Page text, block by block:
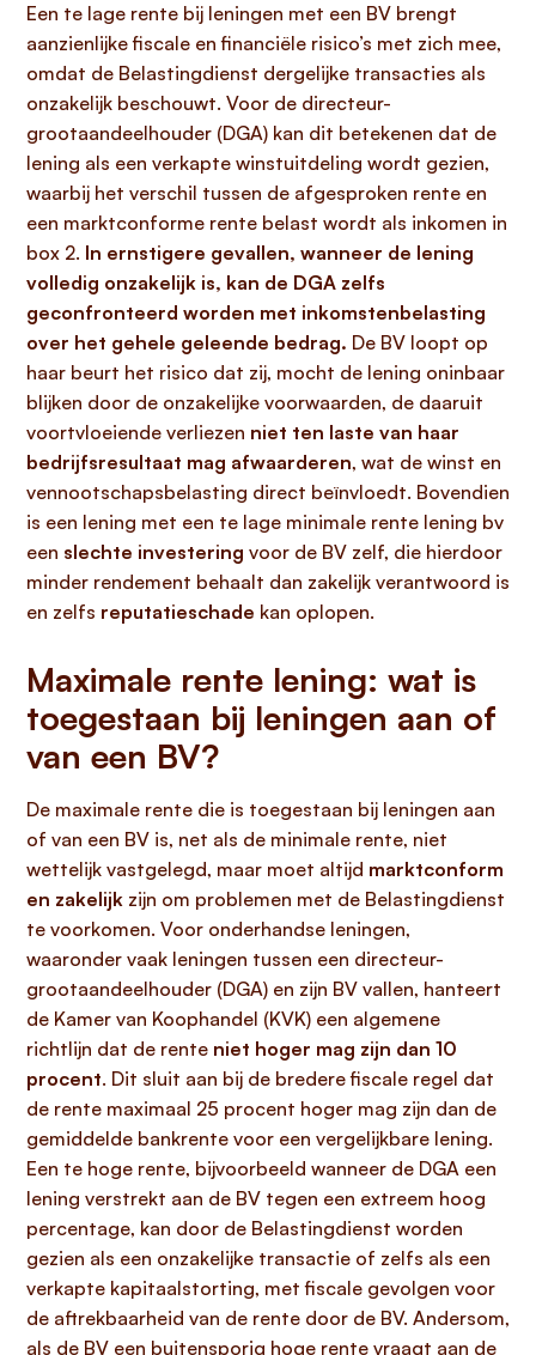
Een te lage rente bij leningen met een BV brengt
aanzienlijke fiscale en financiële risico’s met zich mee,
omdat de Belastingdienst dergelijke transacties als
onzakelijk beschouwt. Voor de directeur-
grootaandeelhouder (DGA) kan dit betekenen dat de
lening als een verkapte winstuitdeling wordt gezien,
waarbij het verschil tussen de afgesproken rente en
een marktconforme rente belast wordt als inkomen in
box 2. In ernstigere gevallen, wanneer de lening
volledig onzakelijk is, kan de DGA zelfs
geconfronteerd worden met inkomstenbelasting
over het gehele geleende bedrag. De BV loopt op
haar beurt het risico dat zij, mocht de lening oninbaar
blijken door de onzakelijke voorwaarden, de daaruit
voortvloeiende verliezen niet ten laste van haar
bedrijfsresultaat mag afwaarderen, wat de winst en
vennootschapsbelasting direct beïnvloedt. Bovendien
is een lening met een te lage minimale rente lening bv
een slechte investering voor de BV zelf, die hierdoor
minder rendement behaalt dan zakelijk verantwoord is
en zelfs reputatieschade kan oplopen.
Maximale rente lening: wat is
toegestaan bij leningen aan of
van een BV?
De maximale rente die is toegestaan bij leningen aan
of van een BV is, net als de minimale rente, niet
wettelijk vastgelegd, maar moet altijd marktconform
en zakelijk zijn om problemen met de Belastingdienst
te voorkomen. Voor onderhandse leningen,
waaronder vaak leningen tussen een directeur-
grootaandeelhouder (DGA) en zijn BV vallen, hanteert
de Kamer van Koophandel (KVK) een algemene
richtlijn dat de rente niet hoger mag zijn dan 10
procent. Dit sluit aan bij de bredere fiscale regel dat
de rente maximaal 25 procent hoger mag zijn dan de
gemiddelde bankrente voor een vergelijkbare lening.
Een te hoge rente, bijvoorbeeld wanneer de DGA een
lening verstrekt aan de BV tegen een extreem hoog
percentage, kan door de Belastingdienst worden
gezien als een onzakelijke transactie of zelfs als een
verkapte kapitaalstorting, met fiscale gevolgen voor
de aftrekbaarheid van de rente door de BV. Andersom,
als de BV een buitensporig hoge rente vraagt aan de